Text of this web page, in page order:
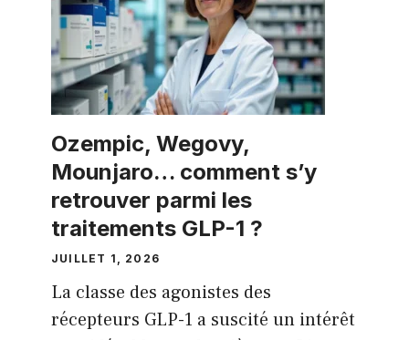
Ozempic, Wegovy,
Mounjaro… comment s’y
retrouver parmi les
traitements GLP-1 ?
JUILLET 1, 2026
La classe des agonistes des
récepteurs GLP-1 a suscité un intérêt